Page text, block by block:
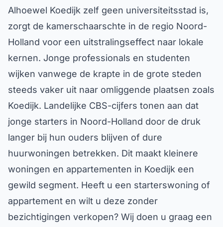
Alhoewel Koedijk zelf geen universiteitsstad is,
zorgt de kamerschaarschte in de regio Noord-
Holland voor een uitstralingseffect naar lokale
kernen. Jonge professionals en studenten
wijken vanwege de krapte in de grote steden
steeds vaker uit naar omliggende plaatsen zoals
Koedijk. Landelijke CBS-cijfers tonen aan dat
jonge starters in Noord-Holland door de druk
langer bij hun ouders blijven of dure
huurwoningen betrekken. Dit maakt kleinere
woningen en appartementen in Koedijk een
gewild segment. Heeft u een starterswoning of
appartement en wilt u deze zonder
bezichtigingen verkopen? Wij doen u graag een